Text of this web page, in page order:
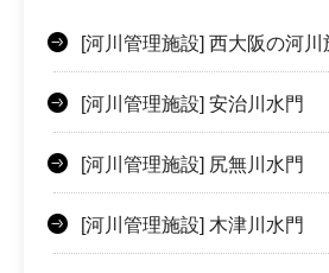
[河川管理施設] 西大阪の河川
[河川管理施設] 安治川水門
[河川管理施設] 尻無川水門
[河川管理施設] 木津川水門